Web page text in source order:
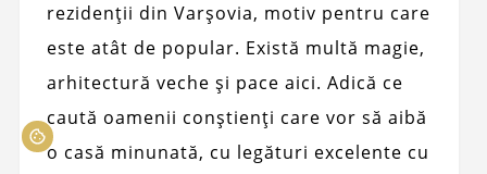
rezidenții din Varșovia, motiv pentru care
este atât de popular. Există multă magie,
arhitectură veche și pace aici. Adică ce
caută oamenii conștienți care vor să aibă
o casă minunată, cu legături excelente cu